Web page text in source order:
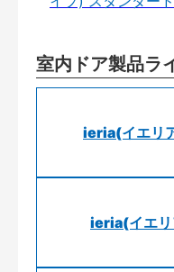
室内ドア製品ラ
ieria(イエリ
ieria(イエリ